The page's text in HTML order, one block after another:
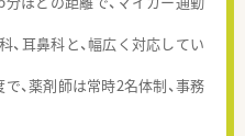
、耳鼻科と、幅広く対応してい
、薬剤師は常時2名体制、事務